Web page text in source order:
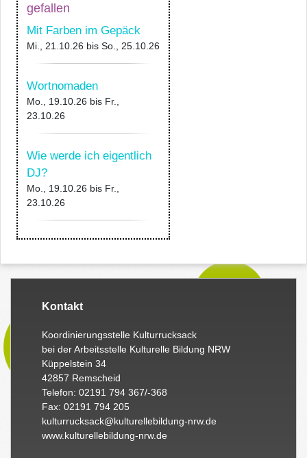
gefallen
Mit Farben im Gepäck
Mi., 21.10.26 bis So., 25.10.26
Wortnomaden
Mo., 19.10.26 bis Fr.,
23.10.26
Wie werde ich eigentlich
DJ?
Mo., 19.10.26 bis Fr.,
23.10.26
Kontakt
Koordinierungsstelle Kulturrucksack
bei der Arbeitsstelle Kulturelle Bildung NRW
Küppelstein 34
42857 Remscheid
Telefon: 02191 794 367/-368
Fax: 02191 794 205
kulturrucksack@kulturellebildung-nrw.de
www.kulturellebildung-nrw.de